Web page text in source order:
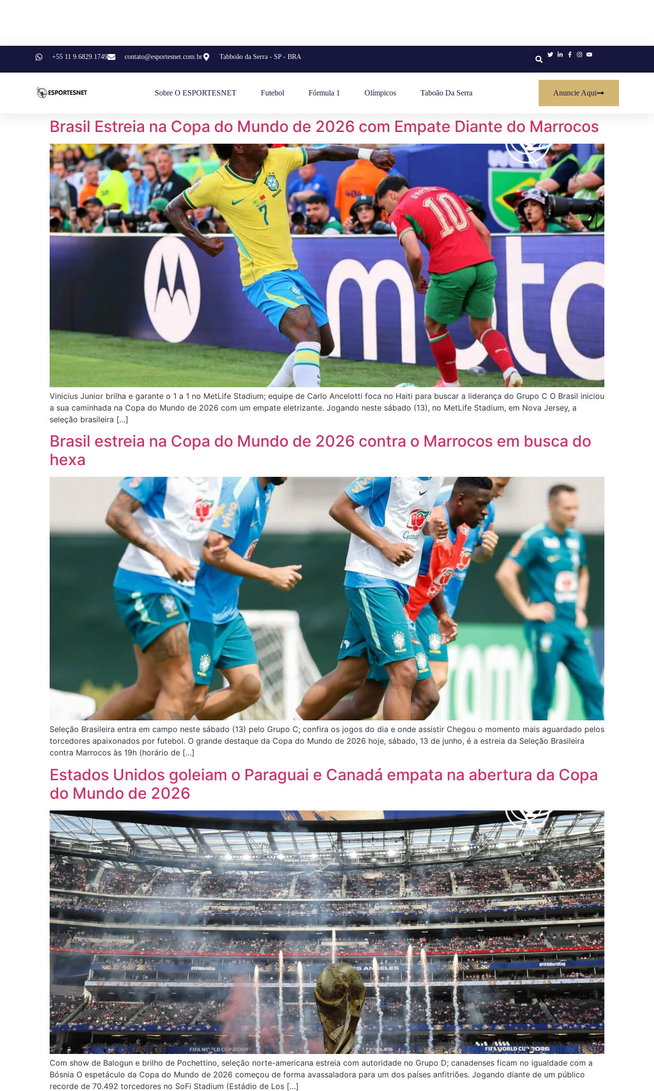
+55 11 9.6829.1749 contato@esportesnet.com.br Tabboão da Serra - SP - BRA
Sobre O ESPORTESNET Futebol Fórmula 1 Olímpicos Taboão Da Serra Anuncie Aqui
Brasil Estreia na Copa do Mundo de 2026 com Empate Diante do Marrocos
Vinicius Junior brilha e garante o 1 a 1 no MetLife Stadium; equipe de Carlo Ancelotti foca no Haiti para buscar a liderança do Grupo C O Brasil iniciou
a sua caminhada na Copa do Mundo de 2026 com um empate eletrizante. Jogando neste sábado (13), no MetLife Stadium, em Nova Jersey, a
seleção brasileira […]
Brasil estreia na Copa do Mundo de 2026 contra o Marrocos em busca do
hexa
Seleção Brasileira entra em campo neste sábado (13) pelo Grupo C; confira os jogos do dia e onde assistir Chegou o momento mais aguardado pelos
torcedores apaixonados por futebol. O grande destaque da Copa do Mundo de 2026 hoje, sábado, 13 de junho, é a estreia da Seleção Brasileira
contra Marrocos às 19h (horário de […]
Estados Unidos goleiam o Paraguai e Canadá empata na abertura da Copa
do Mundo de 2026
Com show de Balogun e brilho de Pochettino, seleção norte-americana estreia com autoridade no Grupo D; canadenses ficam no igualdade com a
Bósnia O espetáculo da Copa do Mundo de 2026 começou de forma avassaladora para um dos países anfitriões. Jogando diante de um público
recorde de 70.492 torcedores no SoFi Stadium (Estádio de Los […]